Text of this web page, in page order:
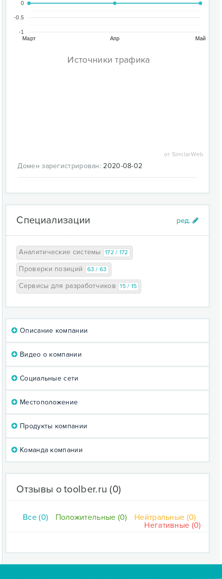
Март Апр Май
-1
-0.5
0
Источники трафика
от SimilarWeb
Домен зарегистрирован: 2020-08-02
Специализации
Аналитические системы 172 / 172
Проверки позиций 63 / 63
Сервисы для разработчиков 15 / 15
Описание компании
Видео о компании
Социальные сети
Местоположение
Продукты компании
Команда компании
Отзывы о toolber.ru (0)
Все (0) Положительные (0)
Нейтральные (0)
Негативные (0)